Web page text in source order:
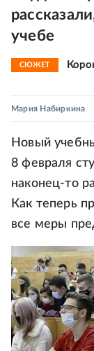
учебе
СЮЖЕТ
Мария Набиркина
Новый
8 февраля
наконец-то
Как теперь
все меры